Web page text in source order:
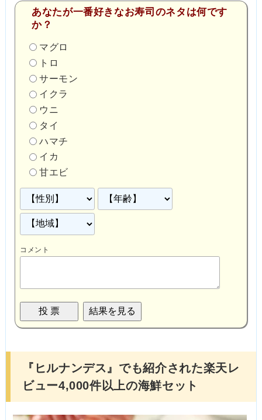
あなたが一番好きなお寿司のネタは何です
か？
マグロ
トロ
サーモン
イクラ
ウニ
タイ
ハマチ
イカ
甘エビ
コメント
『ヒルナンデス』でも紹介された楽天レ
ビュー4,000件以上の海鮮セット